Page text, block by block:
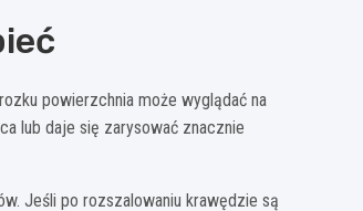
powierzchnia może wyglądać na
lub daje się zarysować znacznie
Jeśli po rozszalowaniu krawędzie są